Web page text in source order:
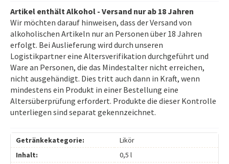
Artikel enthält Alkohol - Versand nur ab 18 Jahren
Wir möchten darauf hinweisen, dass der Versand von
alkoholischen Artikeln nur an Personen über 18 Jahren
erfolgt. Bei Auslieferung wird durch unseren
Logistikpartner eine Altersverifikation durchgeführt und
Ware an Personen, die das Mindestalter nicht erreichen,
nicht ausgehändigt. Dies tritt auch dann in Kraft, wenn
mindestens ein Produkt in einer Bestellung eine
Altersüberprüfung erfordert. Produkte die dieser Kontrolle
unterliegen sind separat gekennzeichnet.
Getränkekategorie:
Likör
Inhalt:
0,5 l